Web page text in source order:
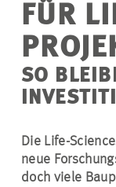
FÜR
SO
Die Life-
neue
doch viele